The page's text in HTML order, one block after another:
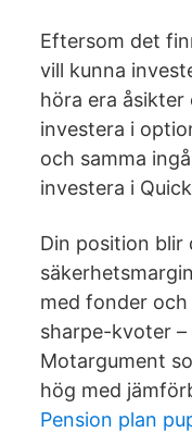
Eftersom det
vill kunna
höra era
investera i
och samma
investera i
Din position blir
med fonder
sharpe-kvoter
Motargument
hög med
Pension plan